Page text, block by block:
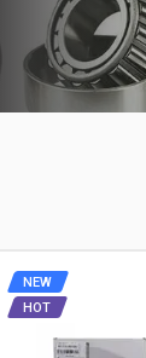
NEW
HOT